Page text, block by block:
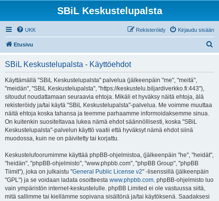
SBiL Keskustelupalsta
UKK Kirjaudu sisään
Rekisteröidy
Etusivu
SBiL Keskustelupalsta - Käyttöehdot
Käyttämällä "SBiL Keskustelupalsta" palvelua (jälkeenpäin "me", "meitä",
"meidän", "SBiL Keskustelupalsta", "https://keskustelu.biljardiverkko.fi:443"),
sitoudut noudattamaan seuraavia ehtoja. Mikäli et hyväksy näitä ehtoja, älä
rekisteröidy ja/tai käytä "SBiL Keskustelupalsta"-palvelua. Me voimme muuttaa
näitä ehtoja koska tahansa ja teemme parhaamme informoidaksemme sinua.
On kuitenkin suositeltavaa lukea nämä ehdot säännöllisesti, koska "SBiL
Keskustelupalsta"-palvelun käyttö vaatii että hyväksyt nämä ehdot siinä
muodossa, kuin ne on päivitetty tai korjattu.
Keskustelufoorumimme käyttää phpBB-ohjelmistoa, (jälkeenpäin "he", "heidät",
"heidän", "phpBB-ohjelmisto", "www.phpbb.com", "phpBB Group", "phpBB
Tiimit"), joka on julkaistu "General Public License v2" -lisenssillä (jälkeenpäin
"GPL") ja se voidaan ladata osoitteesta www.phpbb.com. phpBB-ohjelmisto luo
vain ympäristön internet-keskustelulle. phpBB Limited ei ole vastuussa siitä,
mitä sallimme tai kiellämme sopivana sisältönä ja/tai käytöksenä. Saadaksesi